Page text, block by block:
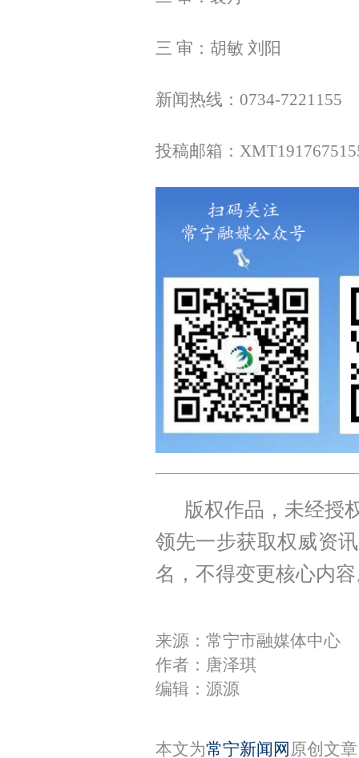
三 审：胡敏 刘阳
新闻热线：0734-7221155
投稿邮箱：
版权作品，未经授
领先一步获取权威资
名，不得变更核心内
来源：常宁市融媒体中心
作者：唐泽琪
编辑：源源
本文为常宁新闻网 原创文